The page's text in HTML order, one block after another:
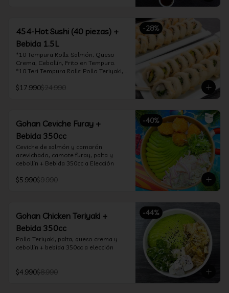
salmón y bañado en salsa acevichada
*10 Tempura Rolls: Salmón, Queso
Crema, Cebollín, Frito en Tempura.
*Incluye 2 palitos, 2 soya 30ml, 1 salsa
teriyaki 30ml
-28%
454-Hot Sushi (40 piezas) +
Bebida 1.5L
*10 Tempura Rolls: Salmón, Queso
Crema, Cebollín, Frito en Tempura.
*10 Teri Tempura Rolls: Pollo Teriyaki,
Tempura
Queso Crema y Cebollín, frito en
tempura
*Incluye 2 palitos, 2 soya 30ml, 1 salsa
teriyaki 30ml
$17.990$24.990
-40%
Gohan Ceviche Furay +
Bebida 350cc
Ceviche de salmón y camarón
acevichado, camote furay, palta y
cebollín + Bebida 350cc a Elección
$5.990$9.990
-44%
Gohan Chicken Teriyaki +
Bebida 350cc
Pollo Teriyaki, palta, queso crema y
cebollín + bebida 350cc a elección
$4.990$8.990